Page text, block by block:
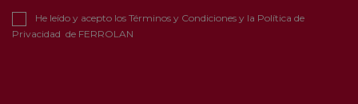
He leído y acepto los Términos y Condiciones y la Política de
Privacidad de FERROLAN